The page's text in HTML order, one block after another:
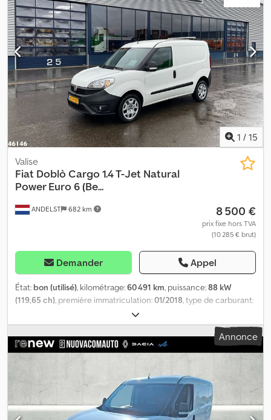
Port USB, assistance au maintien de voie, climatisation,
climatisation de stationnement, historique complet d'entretien,
ordinateur de bord, phares antibrouillard, porte coulissante,
protecteur de lame de scie, régulateur de vitesse, rétroviseur
électrique, système de navigation, verrouillage centralisé,
Véhicule neuf. Immatriculé depuis un jour seulement.
Crjdpjyntkksfx Agxof Disponible sur stock.
1 / 15
ANDELST 682 km
Valise
Fiat Doblò Cargo 1.4 T-Jet Natural
Power Euro 6 (Be...
8 500 €
prix fixe hors TVA
(10 285 € brut)
Demander Appel
État: bon (utilisé), kilométrage:60 491 km, puissance:88 kW
(119,65 ch), première immatriculation:01/2018, type de carburant:
195/60 R16C
d'essieux:4x2, empattement:2 750 mm, carburant:super 95,
Émissions de CO₂:173 g/km, capacité du réservoir de carburant:
22 l, type d'engrenage:mécanique, nombre de vitesses:6, classe
2 , longueur totale:
, hauteur totale:2 000 mm
, charge
admissible sur essieu (essieu 1):
1 090 kg
, charge maximale
autorisée par essieu (essieu 2):1 450 kg
, Année de construction:
2018, Équipement:ABS, aide au démarrage en côte, attelage
Annonce